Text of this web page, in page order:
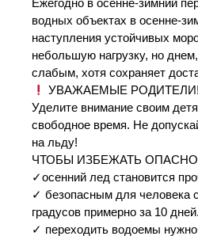
Ежегодно в осенне-зимний
водных объектах в осенне-
наступления устойчивых
небольшую нагрузку, но
слабым, хотя сохраняет
УВАЖАЕМЫЕ
Уделите внимание своим
свободное время. Не
на льду!
ЧТОБЫ ИЗБЕЖАТЬ
✓осенний лед становится
✓ безопасным для человека
градусов примерно за 10 дней.
✓ переходить водоемы